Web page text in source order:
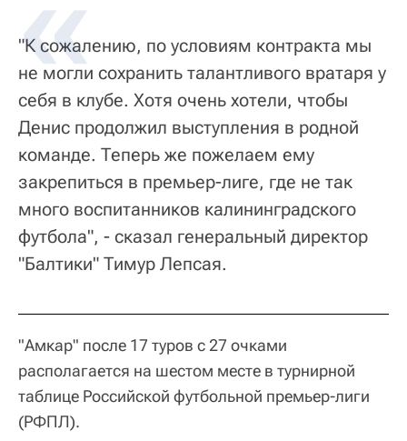
"К сожалению, по условиям контракта мы
не могли сохранить талантливого вратаря у
себя в клубе. Хотя очень хотели, чтобы
Денис продолжил выступления в родной
команде. Теперь же пожелаем ему
закрепиться в премьер-лиге, где не так
много воспитанников калининградского
футбола", - сказал генеральный директор
"Балтики" Тимур Лепсая.
"Амкар" после 17 туров с 27 очками
располагается на шестом месте в турнирной
таблице Российской футбольной премьер-лиги
(РФПЛ).